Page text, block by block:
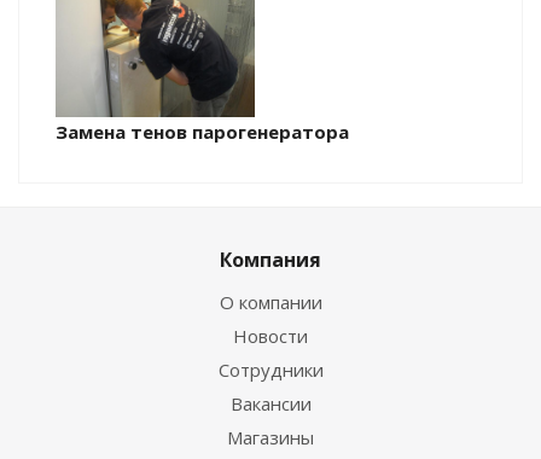
Замена тенов парогенератора
Компания
О компании
Новости
Сотрудники
Вакансии
Магазины